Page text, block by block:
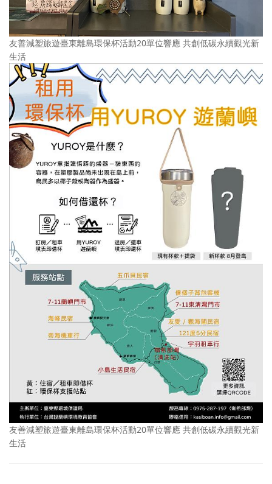
友善減塑旅遊臺東離島環保杯活動20單位響應 共創低碳永續觀光新
生活
友善減塑旅遊臺東離島環保杯活動20單位響應 共創低碳永續觀光新
生活